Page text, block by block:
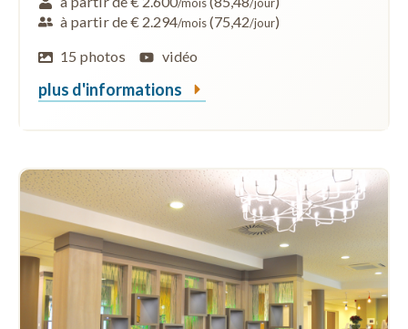
à partir de € 2.294/mois(75,42/jour)
15 photos
vidéo
plus d'informations